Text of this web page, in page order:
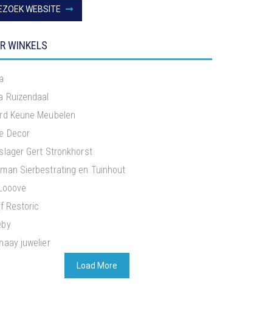
WEBSITE
WINKELS
Ruizendaal
Keune Meubelen
Decor
Gert Stronkhorst
Sierbestrating en Tuinhout
Restoric
juwelier
Load More